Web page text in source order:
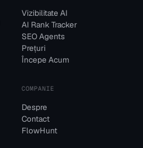
Vizibilitate AI
AI Rank Tracker
SEO Agents
Prețuri
Începe Acum
COMPANIE
Despre
Contact
FlowHunt